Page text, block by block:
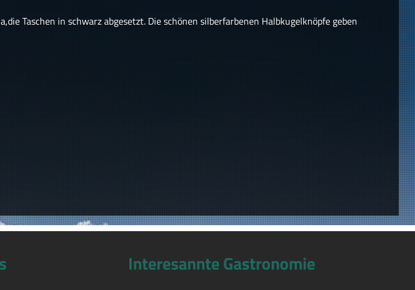
Taschen in schwarz abgesetzt. Die schönen silberfarbenen Halbkugelknöpfe geben
Interesannte Gastronomie